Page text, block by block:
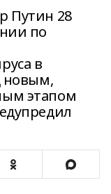
Путин 28
по
в
новым,
этапом